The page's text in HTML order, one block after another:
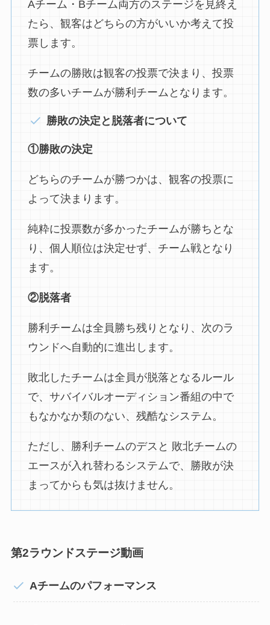
Aチーム・Bチーム両方のステージを見終え
たら、観客はどちらの方がいいか考えて投
票します。
チームの勝敗は観客の投票で決まり、投票
数の多いチームが勝利チームとなります。
勝敗の決定と脱落者について
①勝敗の決定
どちらのチームが勝つかは、観客の投票に
よって決まります。
純粋に投票数が多かったチームが勝ちとな
り、個人順位は決定せず、チーム戦となり
ます。
②脱落者
勝利チームは全員勝ち残りとなり、次のラ
ウンドへ自動的に進出します。
敗北したチームは全員が脱落となるルール
で、サバイバルオーディション番組の中で
もなかなか類のない、残酷なシステム。
ただし、勝利チームのデスと 敗北チームの
エースが入れ替わるシステムで、勝敗が決
まってからも気は抜けません。
第2ラウンドステージ動画
Aチームのパフォーマンス